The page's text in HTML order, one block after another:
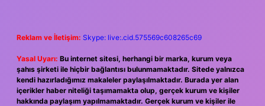
Reklam ve İletişim: Skype: live:.cid.575569c608265c69
Yasal Uyarı: Bu internet sitesi, herhangi bir marka, kurum veya
şahıs şirketi ile hiçbir bağlantısı bulunmamaktadır. Sitede yalnızca
kendi hazırladığımız makaleler paylaşılmaktadır. Burada yer alan
içerikler haber niteliği taşımamakta olup, gerçek kurum ve kişiler
hakkında paylaşım yapılmamaktadır. Gerçek kurum ve kişiler ile